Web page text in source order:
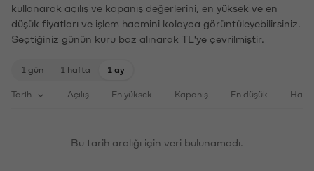
kullanarak açılış ve kapanış değerlerini, en yüksek ve en
düşük fiyatları ve işlem hacmini kolayca görüntüleyebilirsiniz.
Seçtiğiniz günün kuru baz alınarak TL'ye çevrilmiştir.
1 gün 1 hafta 1 ay
Tarih Açılış En yüksek Kapanış En düşük
Bu tarih aralığı için veri bulunamadı.